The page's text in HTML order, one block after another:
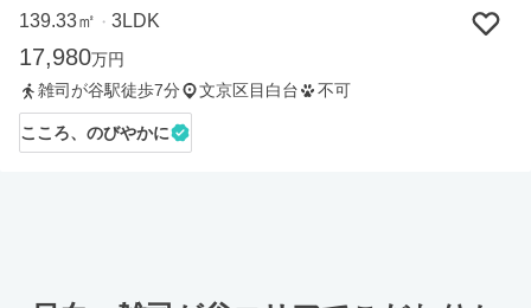
139.33㎡ ・ 3LDK
17,980万円
雑司が谷駅徒歩7分
文京区目白台 不可
こころ、のびやかに